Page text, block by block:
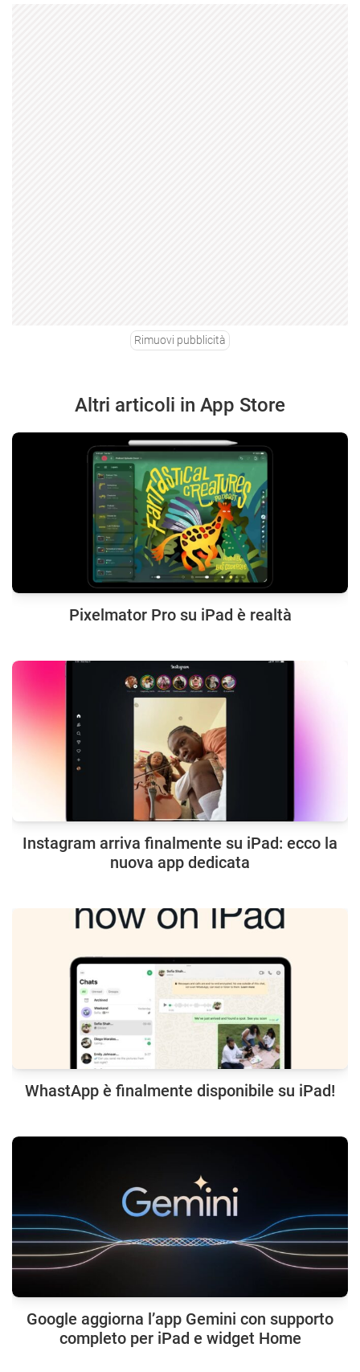
Rimuovi pubblicità
Altri articoli in App Store
Pixelmator Pro su iPad è realtà
Instagram arriva finalmente su iPad: ecco la
nuova app dedicata
WhastApp è finalmente disponibile su iPad!
Google aggiorna l’app Gemini con supporto
completo per iPad e widget Home